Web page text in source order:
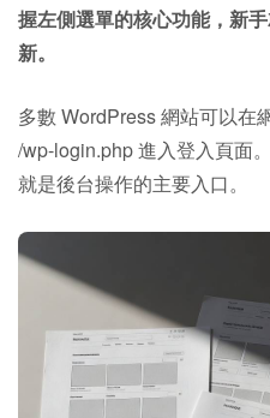
握左側選單的核心功能，新
新。
多數 WordPress 網站可以在
/wp-login.php 進入登入頁面
就是後台操作的主要入口。